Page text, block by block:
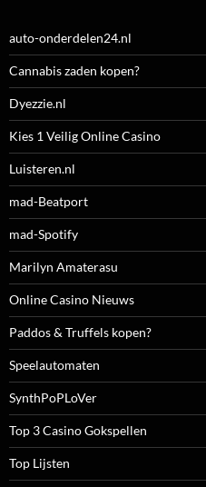
auto-onderdelen24.nl
Cannabis zaden kopen?
Dyezzie.nl
Kies 1 Veilig Online Casino
Luisteren.nl
mad-Beatport
mad-Spotify
Marilyn Amaterasu
Online Casino Nieuws
Paddos & Truffels kopen?
Speelautomaten
SynthPoPLoVer
Top 3 Casino Gokspellen
Top Lijsten